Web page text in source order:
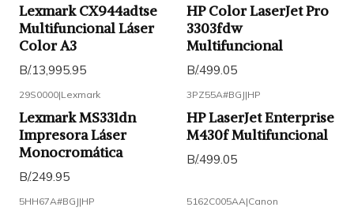
Lexmark CX944adtse
Multifuncional Láser
Color A3
B/.13,995.95
HP Color LaserJet Pro
3303fdw
Multifuncional
B/.499.05
29S0000|Lexmark
Lexmark MS331dn
Impresora Láser
Monocromática
B/.249.95
3PZ55A#BGJ|HP
HP LaserJet Enterprise
M430f Multifuncional
B/.499.05
5HH67A#BGJ|HP 5162C005AA|Canon